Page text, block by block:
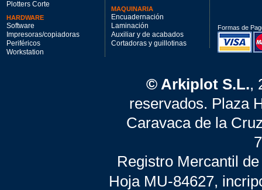
Plotters Corte
HARDWARE
Software
Impresoras/copiadoras
Periféricos
Workstation
MAQUINARIA
Encuadernación
Laminación
Auxiliar y de acabados
Cortadoras y guillotinas
Formas de
© Arkiplot S.L.,
reservados. Plaza
Caravaca de la
Registro Mercantil
Hoja MU-84627,